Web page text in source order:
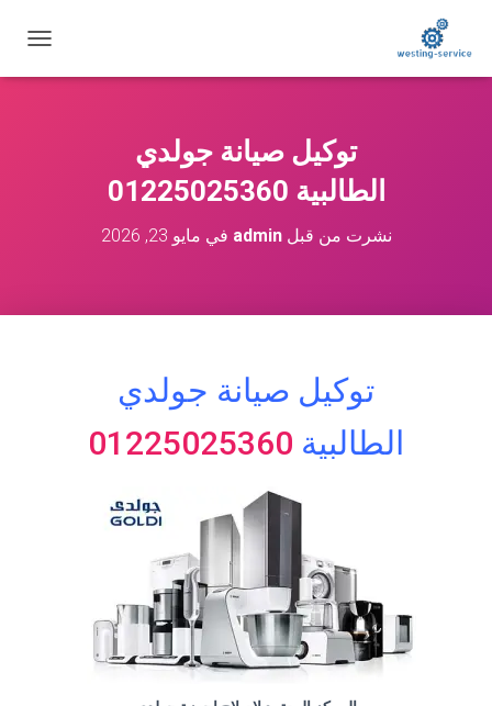
ب
توكيل صيانة جولدي
الطالبية 01225025360
نشرت من قبلadmin في مايو 23, 2026
توكيل صيانة جولدي
الطالبية 01225025360